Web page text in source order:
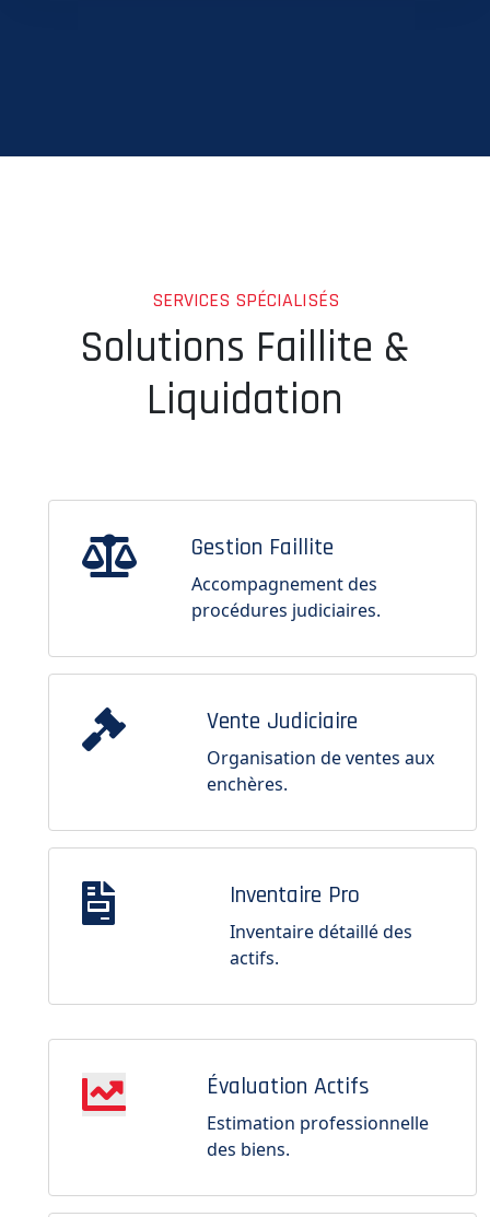
SERVICES SPÉCIALISÉS
Solutions Faillite &
Liquidation
Gestion Faillite
Accompagnement des
procédures judiciaires.
Vente Judiciaire
Organisation de ventes aux
enchères.
Inventaire Pro
Inventaire détaillé des
actifs.
Évaluation Actifs
Estimation professionnelle
des biens.